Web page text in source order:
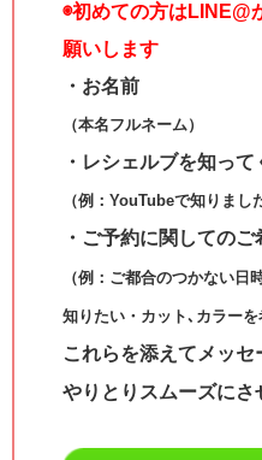
◉初めての方はLINE@
願いします
・お名前
（本名フルネーム）
・レシェルブを知っ
（例：YouTubeで知りまし
・ご予約に関してのご
（例：ご都合のつかない日
知りたい・カット､カラーを
これらを添えてメッセ
やりとりスムーズにさ